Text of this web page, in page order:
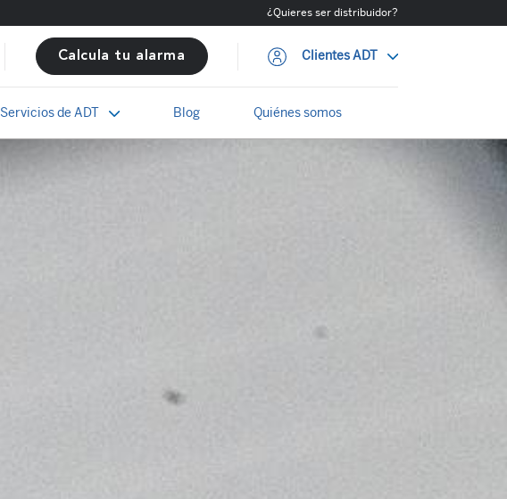
¿Quieres ser distribuidor?
Calcula tu alarma Clientes ADT
Servicios de ADT Blog Quiénes somos